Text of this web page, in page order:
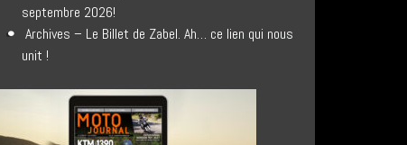
septembre 2026!
Archives – Le Billet de Zabel. Ah… ce lien qui nous
unit !